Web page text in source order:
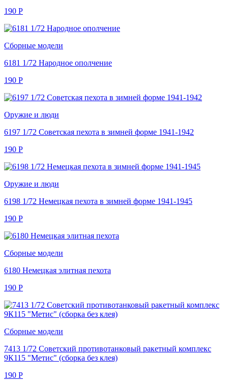
190 Р
Сборные модели
6181 1/72 Народное ополчение
190 Р
Оружие и люди
6197 1/72 Советская пехота в зимней форме 1941-1942
190 Р
Оружие и люди
6198 1/72 Немецкая пехота в зимней форме 1941-1945
190 Р
Сборные модели
6180 Немецкая элитная пехота
190 Р
Сборные модели
7413 1/72 Советский противотанковый ракетный комплекс
9К115 "Метис" (сборка без клея)
190 Р